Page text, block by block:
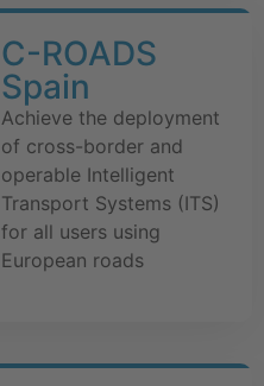
C-ROADS
Spain
Achieve the deployment
of cross-border and
operable Intelligent
Transport Systems (ITS)
for all users using
European roads